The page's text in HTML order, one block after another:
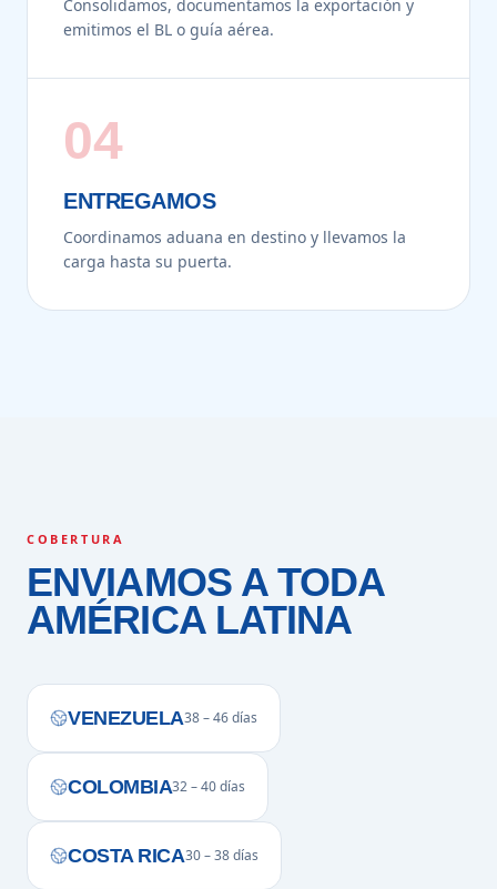
Consolidamos, documentamos la exportación y
emitimos el BL o guía aérea.
04
ENTREGAMOS
Coordinamos aduana en destino y llevamos la
carga hasta su puerta.
COBERTURA
ENVIAMOS A TODA
AMÉRICA LATINA
VENEZUELA38 – 46 días
COLOMBIA32 – 40 días
COSTA RICA30 – 38 días